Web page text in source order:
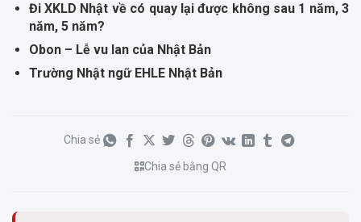
Đi XKLD Nhật về có quay lại được không sau 1 năm, 3
năm, 5 năm?
Obon – Lễ vu lan của Nhật Bản
Trường Nhật ngữ EHLE Nhật Bản
Chia sẻ
Chia sẻ bằng QR